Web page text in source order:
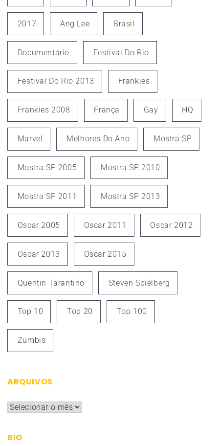
2017 Ang Lee Brasil
Documentário Festival Do Rio
Festival Do Rio 2013 Frankies
Frankies 2008 França Gay HQ
Marvel Melhores Do Ano Mostra SP
Mostra SP 2005 Mostra SP 2010
Mostra SP 2011 Mostra SP 2013
Oscar 2005 Oscar 2011 Oscar 2012
Oscar 2013 Oscar 2015
Quentin Tarantino Steven Spielberg
Top 10 Top 20 Top 100
Zumbis
ARQUIVOS
Arquivos
BIO